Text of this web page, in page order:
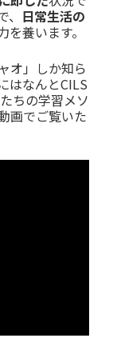
日常生活の
養います。
オ」しか知ら
はなんとCILS
ちの学習メソ
画でご覧いた